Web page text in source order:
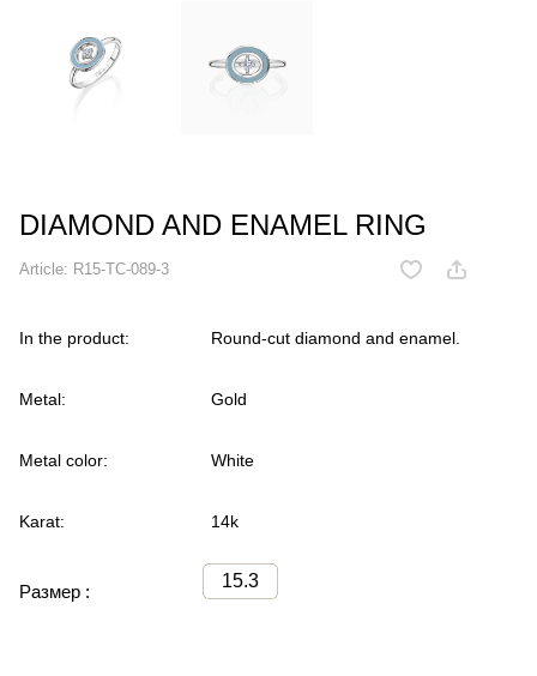
DIAMOND AND ENAMEL RING
Article: R15-TC-089-3
In the product: Round-cut diamond and enamel.
Metal: Gold
Metal color: White
Karat: 14k
Размер :
15.3